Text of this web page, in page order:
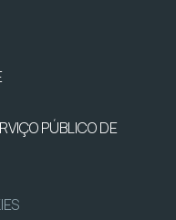
PÚBLICO DE